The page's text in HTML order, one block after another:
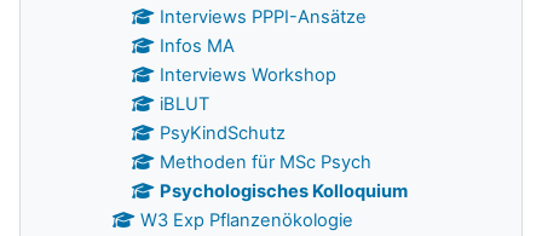
Interviews PPPI-Ansätze
Infos MA
Interviews Workshop
iBLUT
PsyKindSchutz
Methoden für MSc Psych
Psychologisches Kolloquium
W3 Exp Pflanzenökologie